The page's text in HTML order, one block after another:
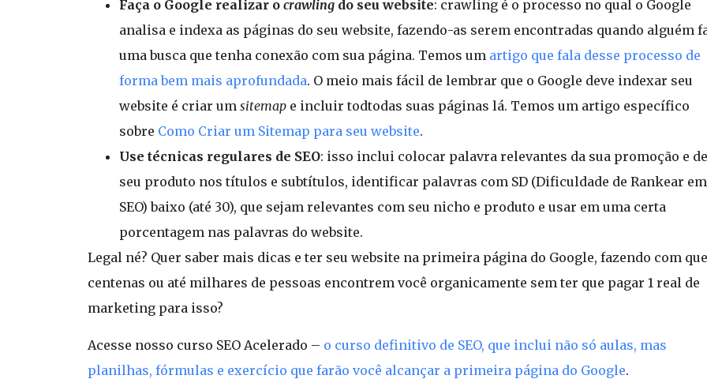
Faça o Google realizar o crawling do seu website: crawling é o processo no qual o Google
analisa e indexa as páginas do seu website, fazendo-as serem encontradas quando alguém
uma busca que tenha conexão com sua página. Temos um artigo que fala desse processo de
forma bem mais aprofundada. O meio mais fácil de lembrar que o Google deve indexar seu
website é criar um sitemap e incluir todtodas suas páginas lá. Temos um artigo específico
sobre Como Criar um Sitemap para seu website.
Use técnicas regulares de SEO: isso inclui colocar palavra relevantes da sua promoção e de
seu produto nos títulos e subtítulos, identificar palavras com SD (Dificuldade de Rankear em
SEO) baixo (até 30), que sejam relevantes com seu nicho e produto e usar em uma certa
porcentagem nas palavras do website.
Legal né? Quer saber mais dicas e ter seu website na primeira página do Google, fazendo com que
centenas ou até milhares de pessoas encontrem você organicamente sem ter que pagar 1 real de
marketing para isso?
Acesse nosso curso SEO Acelerado – o curso definitivo de SEO, que inclui não só aulas, mas
planilhas, fórmulas e exercício que farão você alcançar a primeira página do Google.